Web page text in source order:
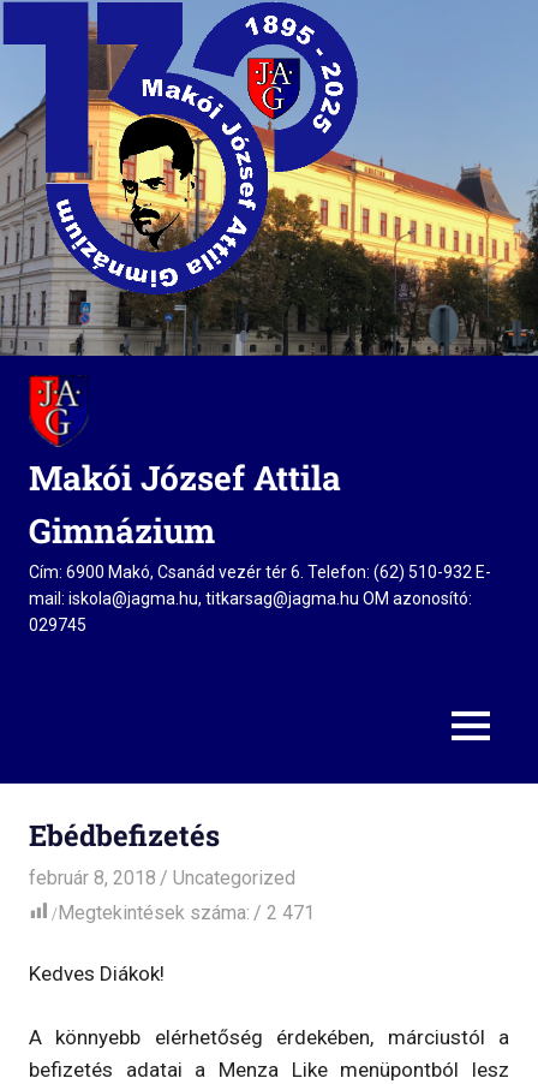
Skip
content
Makói József Attila
Gimnázium
Cím: 6900 Makó, Csanád vezér tér 6. Telefon: (62) 510-932 E-
mail: iskola@jagma.hu, titkarsag@jagma.hu OM azonosító:
029745
MENU
Ebédbefizetés
február 8, 2018 admin
Uncategorized
Megtekintések száma:
2 471
Kedves Diákok!
A könnyebb elérhetőség érdekében, márciustól a
befizetés adatai a Menza Like menüpontból lesz